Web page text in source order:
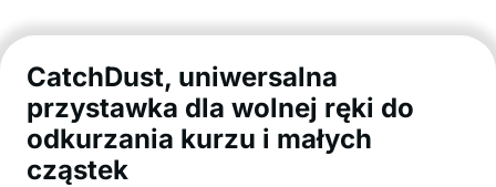
CatchDust, uniwersalna
przystawka dla wolnej ręki do
odkurzania kurzu i małych
cząstek